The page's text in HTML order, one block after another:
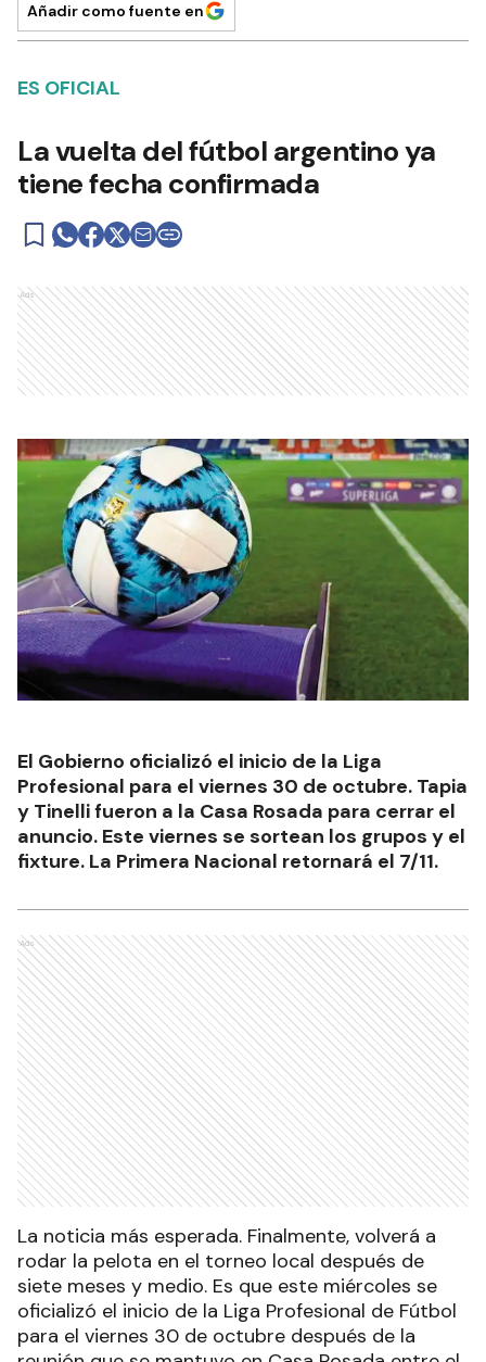
Añadir como fuente en
ES OFICIAL
La vuelta del fútbol argentino ya
tiene fecha confirmada
Ads
El Gobierno oficializó el inicio de la Liga
Profesional para el viernes 30 de octubre. Tapia
y Tinelli fueron a la Casa Rosada para cerrar el
anuncio. Este viernes se sortean los grupos y el
fixture. La Primera Nacional retornará el 7/11.
Ads
La noticia más esperada. Finalmente, volverá a
rodar la pelota en el torneo local después de
siete meses y medio. Es que este miércoles se
oficializó el inicio de la Liga Profesional de Fútbol
para el viernes 30 de octubre después de la